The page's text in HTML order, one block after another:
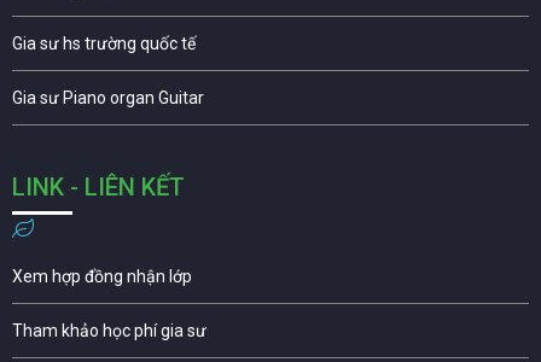
Gia sư hs trường quốc tế
Gia sư Piano organ Guitar
LINK - LIÊN KẾT
Xem hợp đồng nhận lớp
Tham khảo học phí gia sư